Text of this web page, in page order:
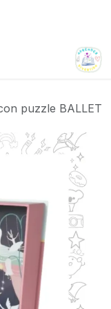
Tienda
puzzle BALLET